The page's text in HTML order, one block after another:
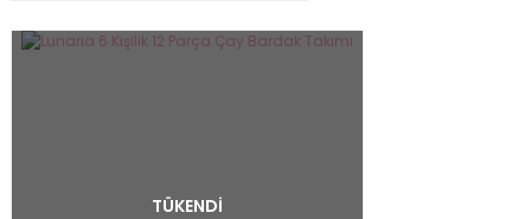
TÜKENDİ